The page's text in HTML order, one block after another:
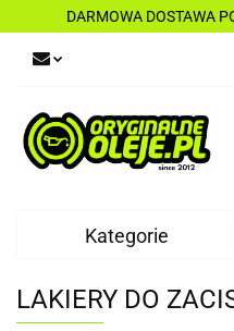
DARMOWA DOSTAWA
Kategorie
LAKIERY DO